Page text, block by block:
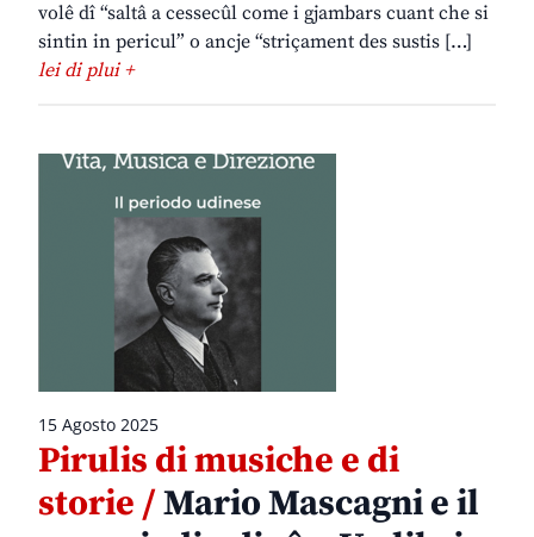
volê dî “saltâ a cessecûl come i gjambars cuant che si
sintin in pericul” o ancje “striçament des sustis […]
lei di plui +
15 Agosto 2025
Pirulis di musiche e di
storie /Mario Mascagni e il